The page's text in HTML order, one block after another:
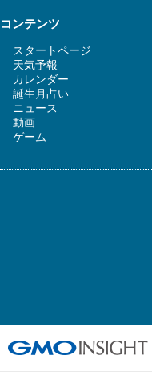
コンテンツ
スタートページ
天気予報
カレンダー
誕生月占い
ニュース
動画
ゲーム